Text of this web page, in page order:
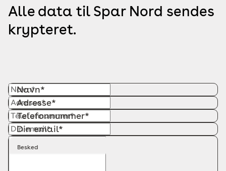
Alle data til Spar Nord sendes
krypteret.
Navn*
Adresse*
Telefonnummer*
Din email*
Besked